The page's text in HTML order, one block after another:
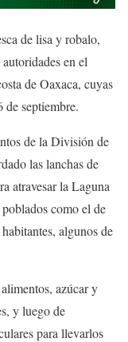
de lisa y robalo,
en el
de Oaxaca, cuyas
de septiembre.
de la División de
las lanchas de
atravesar la Laguna
como el de
algunos de
azúcar y
y luego de
para llevarlos